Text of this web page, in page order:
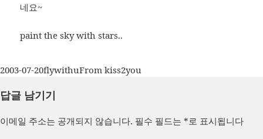
네요~
paint the sky with stars..
작
일
2003-07-20글
이
flywithu카
From kiss2you
답글 남기기
이메일 주소는 공개되지 않습니다. 필수 필드는 *로 표시됩니다